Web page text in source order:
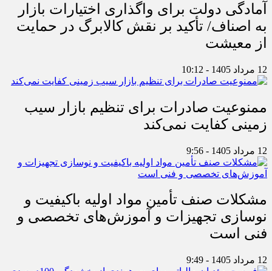
آمادگی دولت برای واگذاری اختیارات بازار
به اصناف/ تأکید بر نقش کالابرگ در حمایت
از معیشت
12 مرداد 1405 - 10:12
ممنوعیت صادرات برای تنظیم بازار سیب
زمینی کفایت نمی‌کند
12 مرداد 1405 - 9:56
مشکلات صنف تأمین مواد اولیه باکیفیت و
نوسازی تجهیزات و آموزش‌های تخصصی و
فنی است
12 مرداد 1405 - 9:49